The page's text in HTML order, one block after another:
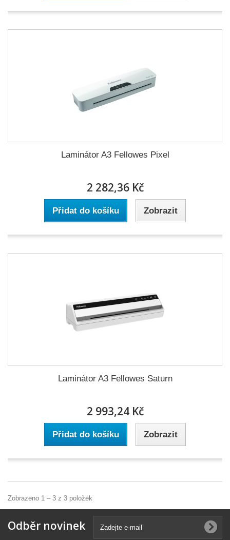
Laminátor A3 Fellowes Pixel
2 282,36 Kč
Přidat do košíku Zobrazit
Laminátor A3 Fellowes Saturn
2 993,24 Kč
Přidat do košíku Zobrazit
Zobrazeno 1 – 3 z 3 položek
Odběr novinek